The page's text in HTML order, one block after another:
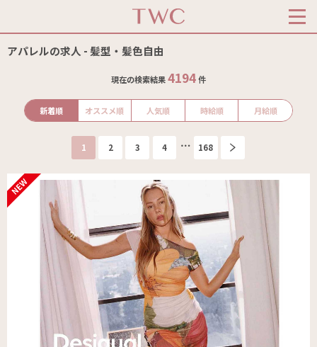
アパレルの求人 - 髪型・髪色自由
現在の検索結果4194件
新着順 オススメ順 人気順 時給順 月給順
1 2 3 4 168